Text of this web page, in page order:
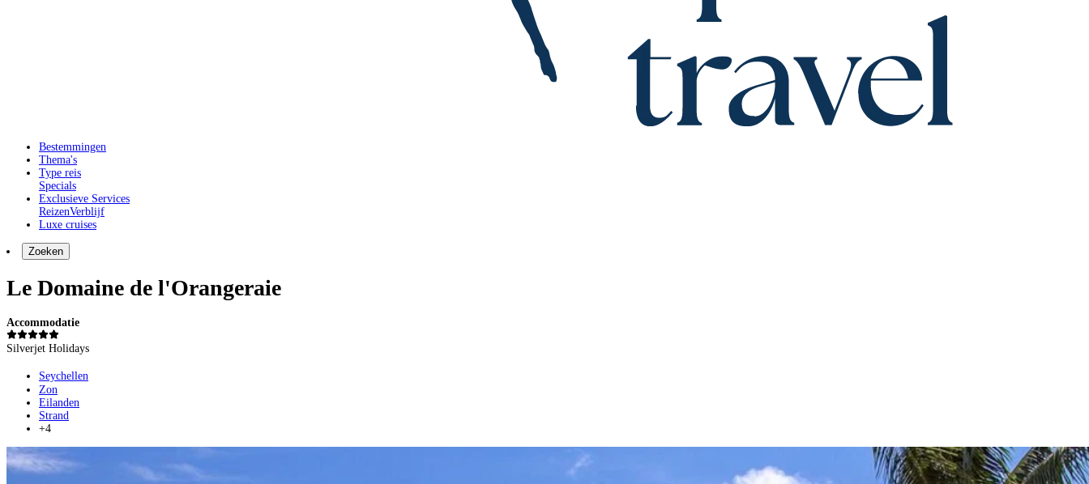
Bestemmingen
Thema's
Type reis
Specials
Exclusieve Services
ReizenVerblijf
Luxe cruises
Zoeken
Le Domaine de l'Orangeraie
Accommodatie
Silverjet Holidays
Seychellen
Zon
Eilanden
Strand
+4